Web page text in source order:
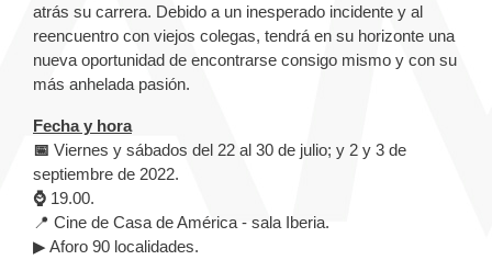
atrás su carrera. Debido a un inesperado incidente y al
reencuentro con viejos colegas, tendrá en su horizonte una
nueva oportunidad de encontrarse consigo mismo y con su
más anhelada pasión.
Fecha y hora
📅 Viernes y sábados del 22 al 30 de julio; y 2 y 3 de
septiembre de 2022.
⌚ 19.00.
📍 Cine de Casa de América - sala Iberia.
▶ Aforo 90 localidades.